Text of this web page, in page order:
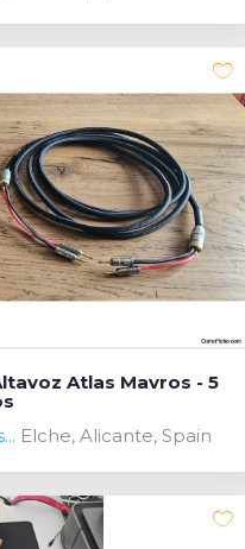
Atlas Mavros - 5
Elche, Alicante, Spain